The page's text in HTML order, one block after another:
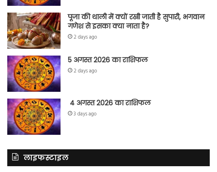
पूजा की थाली में क्यों रखी जाती है सुपारी, भगवान
गणेश से इसका क्या नाता है?
2 days ago
5 अगस्त 2026 का राशिफल
2 days ago
4 अगस्त 2026 का राशिफल
3 days ago
लाइफस्टाइल